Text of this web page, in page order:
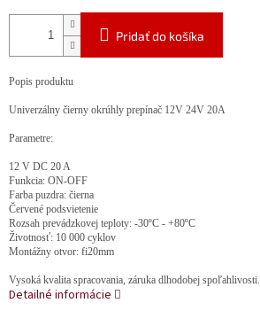
Pridať do košíka
Popis produktu
Univerzálny čierny okrúhly prepínač 12V 24V 20A
Parametre:
12 V DC 20 A
Funkcia: ON-OFF
Farba puzdra: čierna
Červené podsvietenie
Rozsah prevádzkovej teploty: -30ºC - +80ºC
Životnosť: 10 000 cyklov
Montážny otvor: fi20mm
Vysoká kvalita spracovania, záruka dlhodobej spoľahlivosti.
Detailné informácie